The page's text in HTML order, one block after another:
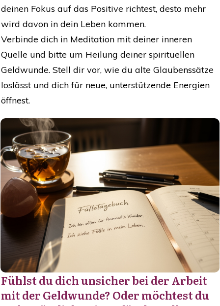
deinen Fokus auf das Positive richtest, desto mehr
wird davon in dein Leben kommen.
Verbinde dich in Meditation mit deiner inneren
Quelle und bitte um Heilung deiner spirituellen
Geldwunde. Stell dir vor, wie du alte Glaubenssätze
loslässt und dich für neue, unterstützende Energien
öffnest.
Fühlst du dich unsicher bei der Arbeit
mit der Geldwunde? Oder möchtest du